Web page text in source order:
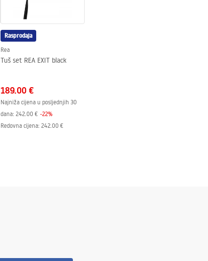
Rasprodaja
Rea
Tuš set REA EXIT black
189.00 €
Najniža cijena u posljednjih 30
dana: 242.00 € -22%
Redovna cijena: 242.00 €